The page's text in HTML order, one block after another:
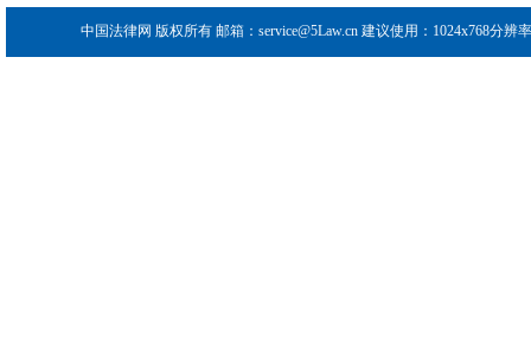
中国法律网 版权所有 邮箱：service@5Law.cn 建议使用：1024x768分辨